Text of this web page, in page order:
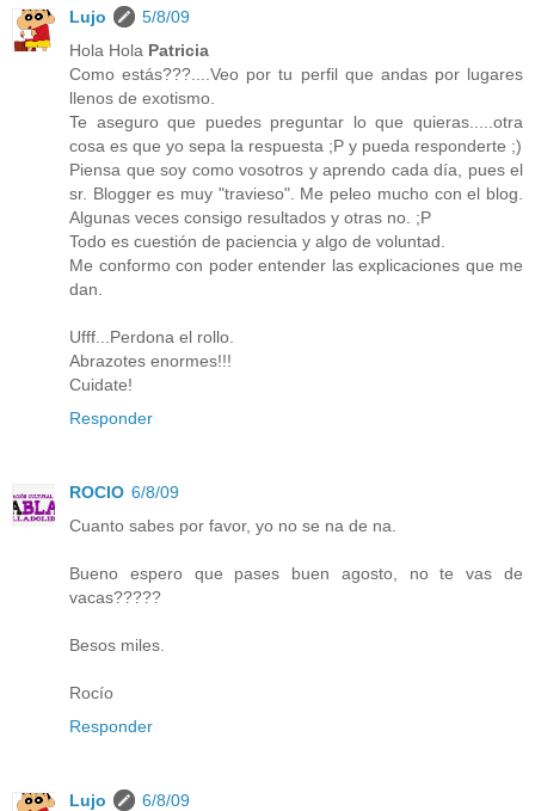
Lujo
5/8/09
Hola Hola Patricia
Como estás???....Veo por tu perfil que andas por lugares
llenos de exotismo.
Te aseguro que puedes preguntar lo que quieras.....otra
cosa es que yo sepa la respuesta ;P y pueda responderte ;)
Piensa que soy como vosotros y aprendo cada día, pues el
sr. Blogger es muy "travieso". Me peleo mucho con el blog.
Algunas veces consigo resultados y otras no. ;P
Todo es cuestión de paciencia y algo de voluntad.
Me conformo con poder entender las explicaciones que me
dan.
Ufff...Perdona el rollo.
Abrazotes enormes!!!
Cuidate!
Responder
ROCIO 6/8/09
Cuanto sabes por favor, yo no se na de na.
Bueno espero que pases buen agosto, no te vas de
vacas?????
Besos miles.
Rocío
Responder
Lujo
6/8/09